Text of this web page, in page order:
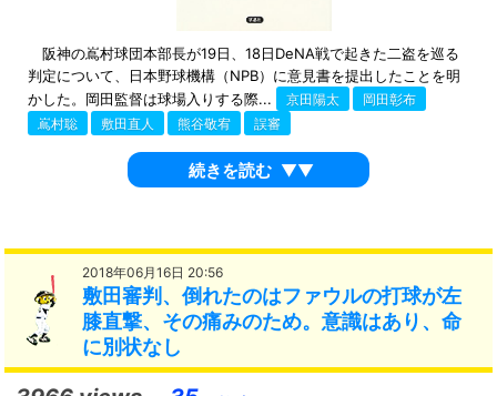
阪神の嶌村球団本部長が19日、18日DeNA戦で起きた二盗を巡る
判定について、日本野球機構（NPB）に意見書を提出したことを明
かした。岡田監督は球場入りする際...
京田陽太
岡田彰布
嶌村聡
敷田直人 熊谷敬宥 誤審
続きを読む ▼▼
2018年06月16日 20:56
敷田審判、倒れたのはファウルの打球が左
膝直撃、その痛みのため。意識はあり、命
に別状なし